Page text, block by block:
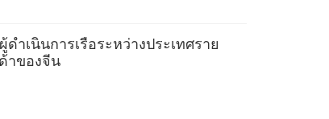
ำเนินการเรือระหว่างประเทศราย
าของจีน